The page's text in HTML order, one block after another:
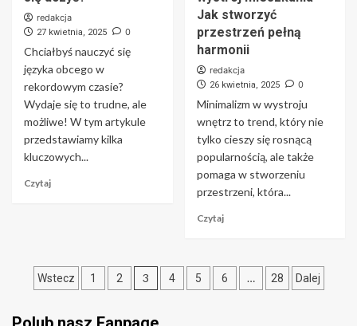
redakcja
27 kwietnia, 2025 0
Chciałbyś nauczyć się
języka obcego w
rekordowym czasie?
Wydaje się to trudne, ale
możliwe! W tym artykule
przedstawiamy kilka
kluczowych...
Czytaj
Jak stworzyć
przestrzeń pełną
harmonii
redakcja
26 kwietnia, 2025 0
Minimalizm w wystroju
wnętrz to trend, który nie
tylko cieszy się rosnącą
popularnością, ale także
pomaga w stworzeniu
przestrzeni, która...
Czytaj
Stronicowanie
Wstecz 1 2 3 4 5 6 … 28 Dalej